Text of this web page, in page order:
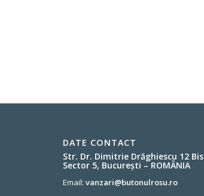
DATE CONTACT
Str. Dr. Dimitrie Drăghiescu 12 Bis
Sector 5, București – ROMÂNIA
Email: vanzari@butonulrosu.ro